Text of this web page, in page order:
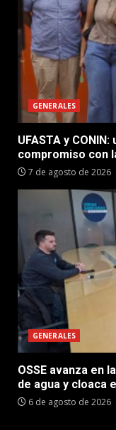
GENERALES
UFASTA y
compromiso con
7 de agosto de 2026
GENERALES
OSSE avanza en
de agua y cloaca
6 de agosto de 2026